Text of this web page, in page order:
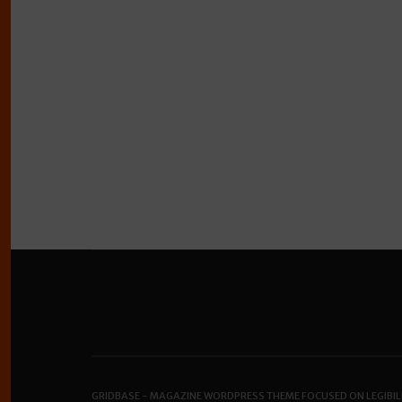
GRIDBASE - MAGAZINE WORDPRESS THEME FOCUSED ON